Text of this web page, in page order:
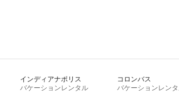
インディアナポリス
バケーションレンタル
コロンバス
バケーションレン